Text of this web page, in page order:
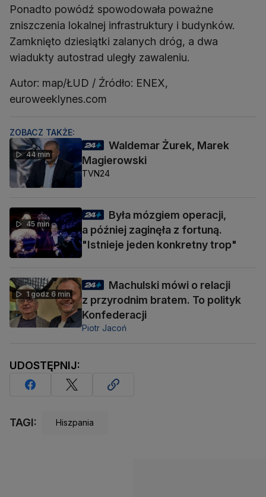
Ponadto powódź spowodowała poważne
zniszczenia lokalnej infrastruktury i budynków.
Zamknięto dziesiątki zalanych dróg, a dwa
wiadukty autostrad uległy zawaleniu.
Autor: map/ŁUD / Źródło: ENEX,
euroweeklynes.com
ZOBACZ TAKŻE:
44 min
Waldemar Żurek, Marek
Magierowski
TVN24
45 min
Była mózgiem operacji,
a później zaginęła z fortuną.
"Istnieje jeden konkretny trop"
1 godz 6 min
Machulski mówi o relacji
z przyrodnim bratem. To polityk
Konfederacji
Piotr Jacoń
UDOSTĘPNIJ:
TAGI: Hiszpania